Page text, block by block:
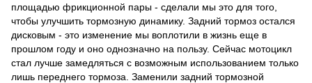
площадью фрикционной пары - сделали мы это для того,
чтобы улучшить тормозную динамику. Задний тормоз остался
дисковым - это изменение мы воплотили в жизнь еще в
прошлом году и оно однозначно на пользу. Сейчас мотоцикл
стал лучше замедляться с возможным использованием только
лишь переднего тормоза. Заменили задний тормозной